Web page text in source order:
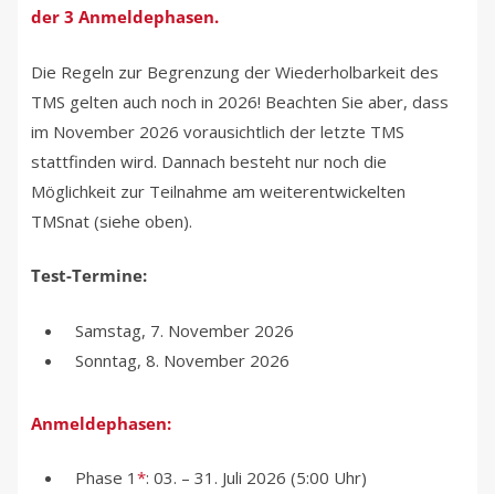
der 3 Anmeldephasen.
Die Regeln zur Begrenzung der Wiederholbarkeit des
TMS gelten auch noch in 2026! Beachten Sie aber, dass
im November 2026 vorausichtlich der letzte TMS
stattfinden wird. Dannach besteht nur noch die
Möglichkeit zur Teilnahme am weiterentwickelten
TMSnat (siehe oben).
Test-Termine:
Samstag, 7. November 2026
Sonntag, 8. November 2026
Anmeldephasen:
Phase 1*: 03. – 31. Juli 2026 (5:00 Uhr)